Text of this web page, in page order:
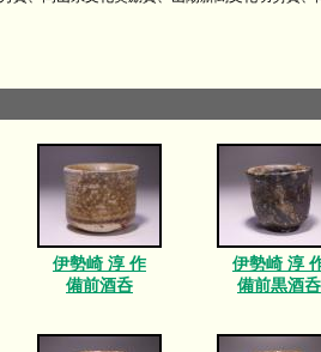
伊勢崎 淳 作
備前酒呑
伊勢崎 淳
備前黒酒呑